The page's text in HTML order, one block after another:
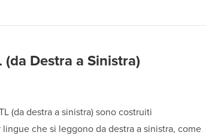
Destra a Sinistra)
(da destra a sinistra) sono costruiti
che si leggono da destra a sinistra, come